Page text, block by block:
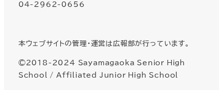
04-2962-0656
本ウェブサイトの管理・運営は広報部が行っています。
©2018-2024 Sayamagaoka Senior High
School / Affiliated Junior High School